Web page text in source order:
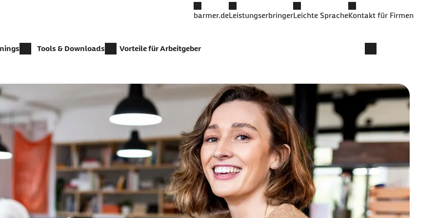
barmer.deLeistungserbringerLeichte SpracheKontakt für Firmen
Tools & Downloads Vorteile für Arbeitgeber